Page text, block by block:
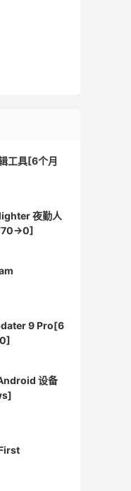
工具[6个月
夜勤人
9 Pro[6
设备